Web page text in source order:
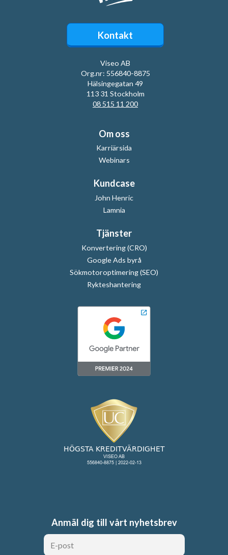
Kontakt
Viseo AB
Org.nr: 556840-8875
Hälsingegatan 49
113 31 Stockholm
08 515 11 200
Om oss
Karriärsida
Webinars
Kundcase
John Henric
Lamnia
Tjänster
Konvertering (CRO)
Google Ads byrå
Sökmotoroptimering (SEO)
Rykteshantering
Anmäl dig till vårt nyhetsbrev